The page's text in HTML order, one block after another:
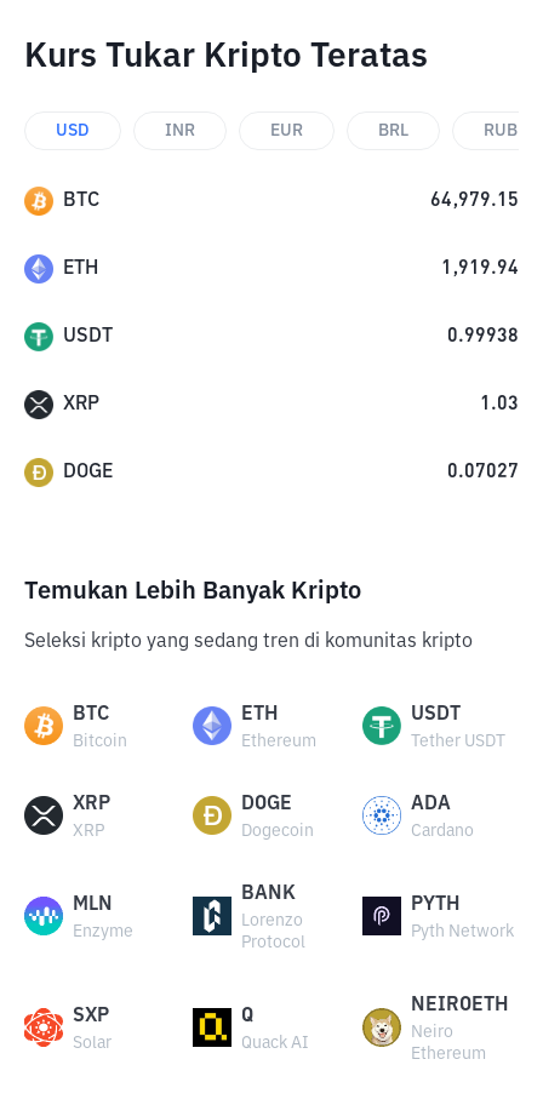
Kurs Tukar Kripto Teratas
USD INR EUR BRL RUB
BTC 64,979.15
ETH 1,919.94
USDT 0.99938
XRP 1.03
DOGE 0.07027
Temukan Lebih Banyak Kripto
Seleksi kripto yang sedang tren di komunitas kripto
BTC
Bitcoin
ETH
Ethereum
USDT
Tether USDT
XRP
XRP
DOGE
Dogecoin
ADA
Cardano
MLN
Enzyme
BANK
Lorenzo
Protocol
PYTH
Pyth Network
SXP
Solar
Q
Quack AI
NEIROETH
Neiro
Ethereum